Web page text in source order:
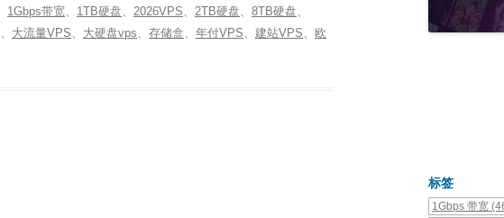
1Gbps带宽 1TB硬盘 2026VPS 2TB硬盘 8TB硬盘
大流量VPS 大硬盘vps 存储盒 年付VPS 建站VPS
欧
标签
1Gbps 带宽